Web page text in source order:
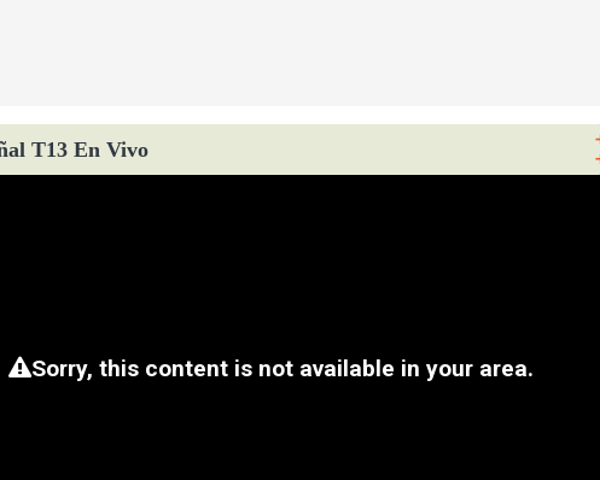
T13 En Vivo